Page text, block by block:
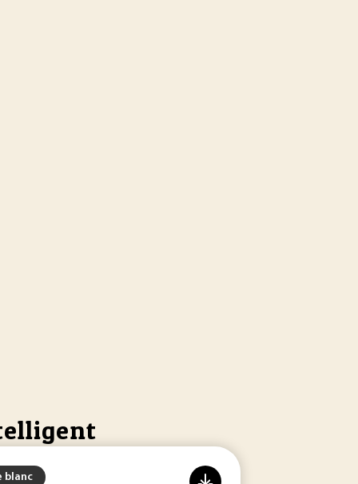
les jours et les semaines à venir.
System) vise au développement d’une nouvelle
blanc